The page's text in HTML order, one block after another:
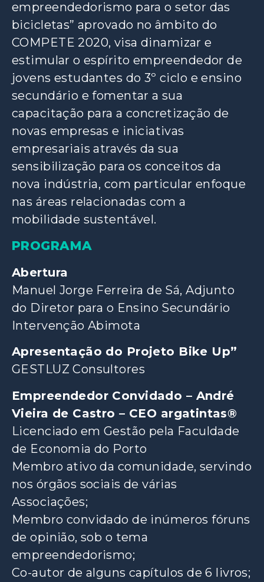
empreendedorismo para o setor das
bicicletas” aprovado no âmbito do
COMPETE 2020, visa dinamizar e
estimular o espírito empreendedor de
jovens estudantes do 3º ciclo e ensino
secundário e fomentar a sua
capacitação para a concretização de
novas empresas e iniciativas
empresariais através da sua
sensibilização para os conceitos da
nova indústria, com particular enfoque
nas áreas relacionadas com a
mobilidade sustentável.
PROGRAMA
Abertura
Manuel Jorge Ferreira de Sá, Adjunto
do Diretor para o Ensino Secundário
Intervenção Abimota
Apresentação do Projeto Bike Up”
GESTLUZ Consultores
Empreendedor Convidado – André
Vieira de Castro – CEO argatintas®
Licenciado em Gestão pela Faculdade
de Economia do Porto
Membro ativo da comunidade, servindo
nos órgãos sociais de várias
Associações;
Membro convidado de inúmeros fóruns
de opinião, sob o tema
empreendedorismo;
Co-autor de alguns capítulos de 6 livros;